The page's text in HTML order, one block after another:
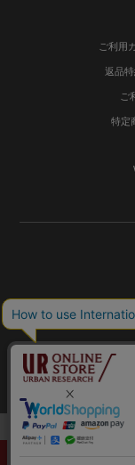
ご利用
返品特
ご
特定
©URBAN